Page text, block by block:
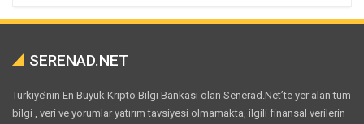
SERENAD.NET
Türkiye’nin En Büyük Kripto Bilgi Bankası olan Senerad.Net’te yer alan tüm
bilgi , veri ve yorumlar yatırım tavsiyesi olmamakta, ilgili finansal verilerin